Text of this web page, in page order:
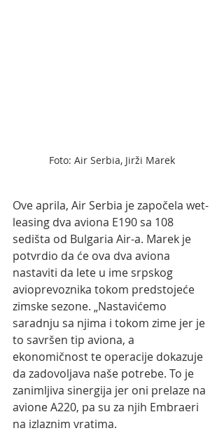
Foto: Air Serbia, Jirži Marek
Ove aprila, Air Serbia je započela wet-
leasing dva aviona E190 sa 108
sedišta od Bulgaria Air-a. Marek je
potvrdio da će ova dva aviona
nastaviti da lete u ime srpskog
avioprevoznika tokom predstojeće
zimske sezone. „Nastavićemo
saradnju sa njima i tokom zime jer je
to savršen tip aviona, a
ekonomičnost te operacije dokazuje
da zadovoljava naše potrebe. To je
zanimljiva sinergija jer oni prelaze na
avione A220, pa su za njih Embraeri
na izlaznim vratima.